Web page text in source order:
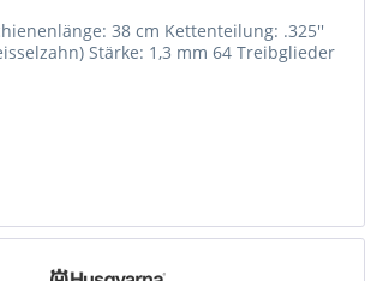
38 cm Kettenteilung: .325''
Stärke: 1,3 mm 64 Treibglieder